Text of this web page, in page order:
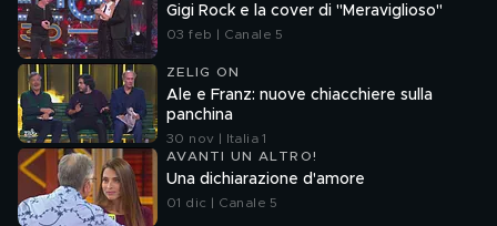
Gigi Rock e la cover di "Meraviglioso"
03 feb | Canale 5
ZELIG ON
Ale e Franz: nuove chiacchiere sulla
panchina
30 nov | Italia 1
AVANTI UN ALTRO!
Una dichiarazione d'amore
01 dic | Canale 5